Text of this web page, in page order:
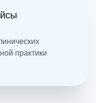
практики